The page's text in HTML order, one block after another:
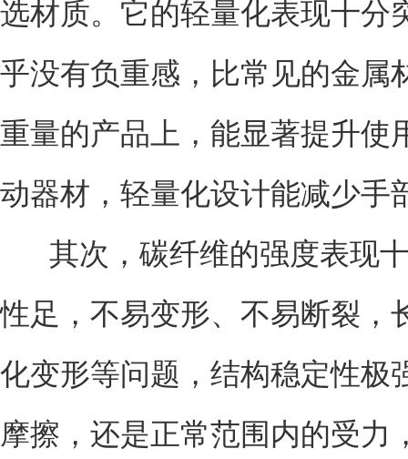
选材质。它的轻量化表现十分
乎没有负重感，比常见的金属
重量的产品上，能显著提升使
动器材，轻量化设计能减少手
其次，碳纤维的强度表现
性足，不易变形、不易断裂，
化变形等问题，结构稳定性极
摩擦，还是正常范围内的受力